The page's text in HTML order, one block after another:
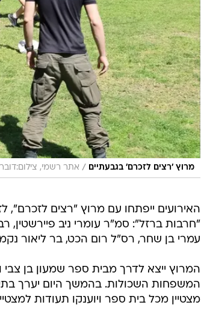
מרוץ 'רצים לזכרם' בגבעתיים / אתר רשמי,
האירועים ייפתחו עם מרוץ "רצים
"חרבות ברזל": סמ"ר עומרי ניב פיירשטין,
עמרי בן שחר, רס"ל רום הכט, בר ליאור
המרוץ ייצא לדרך מבית ספר שמעון בן
המשפחות השכולות. בהמשך היום יערך
מצטיין מכל בית ספר ויוענקו תעודות